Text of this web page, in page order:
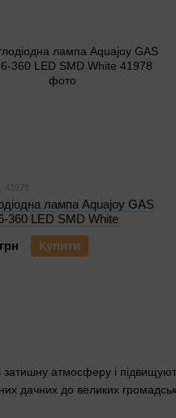
атмосферу і
дачних до великих
41978
лампа Aquajoy GAS
360 LED SMD White
Купити